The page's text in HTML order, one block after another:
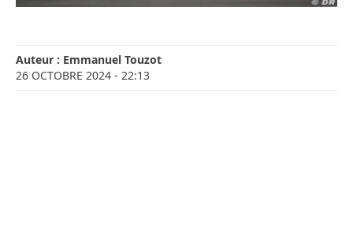
Auteur : Emmanuel Touzot
26 OCTOBRE 2024 - 22:13